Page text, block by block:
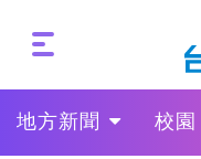
地方新聞 校園